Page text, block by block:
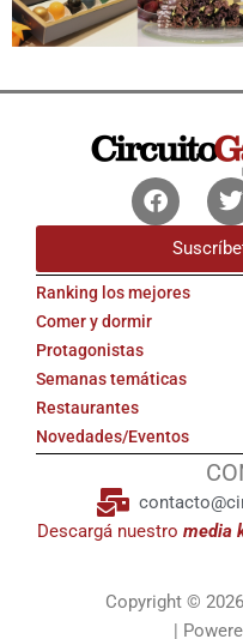
Ranking los mejores
Comer y dormir
Protagonistas
Semanas temáticas
Restaurantes
Novedades/Eventos
Descargá nuestro media
Copyright ©
|